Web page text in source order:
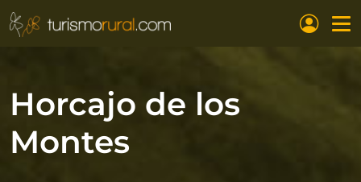
Pasar al contenido principal
Horcajo de los
Montes